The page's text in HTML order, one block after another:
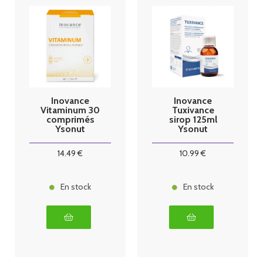
Inovance
Vitaminum 30
comprimés
Ysonut
14.49 €
En stock
Inovance
Tuxivance
sirop 125ml
Ysonut
10.99 €
En stock